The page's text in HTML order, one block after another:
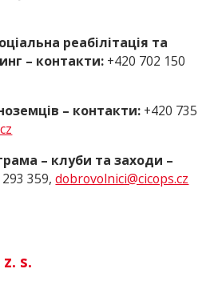
реабілітація та
– контакти: +420 702 150
– контакти: +420 735
– клуби та заходи –
293 359,dobrovolnici@cicops.cz
s.